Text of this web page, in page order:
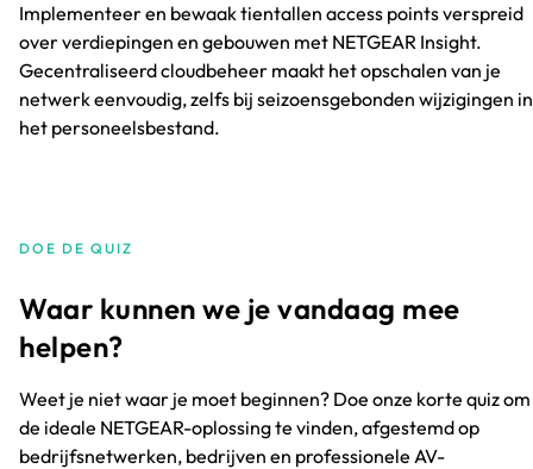
Implementeer en bewaak tientallen access points verspreid
over verdiepingen en gebouwen met NETGEAR Insight.
Gecentraliseerd cloudbeheer maakt het opschalen van je
netwerk eenvoudig, zelfs bij seizoensgebonden wijzigingen in
het personeelsbestand.​
DOE DE QUIZ
Waar kunnen we je vandaag mee
helpen?
Weet je niet waar je moet beginnen? Doe onze korte quiz om
de ideale NETGEAR-oplossing te vinden, afgestemd op
bedrijfsnetwerken, bedrijven en professionele AV-